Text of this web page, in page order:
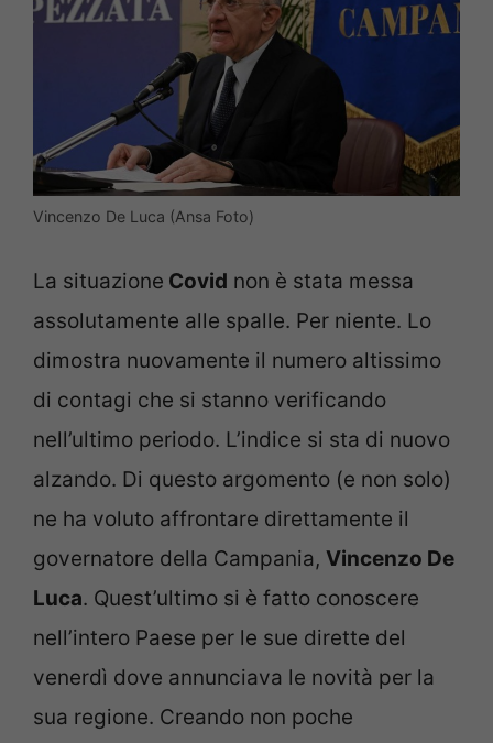
Vincenzo De Luca (Ansa Foto)
La situazione Covid non è stata messa
assolutamente alle spalle. Per niente. Lo
dimostra nuovamente il numero altissimo
di contagi che si stanno verificando
nell’ultimo periodo. L’indice si sta di nuovo
alzando. Di questo argomento (e non solo)
ne ha voluto affrontare direttamente il
governatore della Campania, Vincenzo De
Luca. Quest’ultimo si è fatto conoscere
nell’intero Paese per le sue dirette del
venerdì dove annunciava le novità per la
sua regione. Creando non poche